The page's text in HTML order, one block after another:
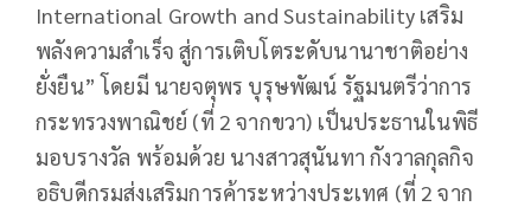
International Growth and Sustainability เสริม
พลังความสำเร็จ สู่การเติบโตระดับนานาชาติอย่าง
ยั่งยืน” โดยมี นายจตุพร บุรุษพัฒน์ รัฐมนตรีว่าการ
กระทรวงพาณิชย์ (ที่ 2 จากขวา) เป็นประธานในพิธี
มอบรางวัล พร้อมด้วย นางสาวสุนันทา กังวาลกุลกิจ
อธิบดีกรมส่งเสริมการค้าระหว่างประเทศ (ที่ 2 จาก